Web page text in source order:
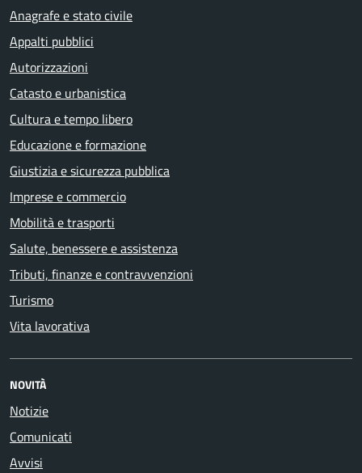
Anagrafe e stato civile
Appalti pubblici
Autorizzazioni
Catasto e urbanistica
Cultura e tempo libero
Educazione e formazione
Giustizia e sicurezza pubblica
Imprese e commercio
Mobilità e trasporti
Salute, benessere e assistenza
Tributi, finanze e contravvenzioni
Turismo
Vita lavorativa
NOVITÀ
Notizie
Comunicati
Avvisi